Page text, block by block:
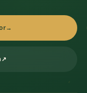
→
↗